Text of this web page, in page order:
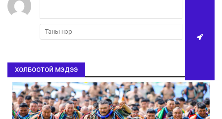
ХОЛБООТОЙ МЭДЭЭ